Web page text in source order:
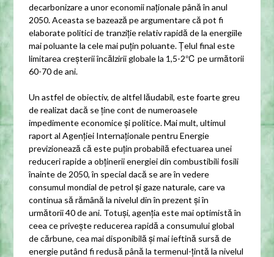
decarbonizare a unor economii naționale până în anul
2050. Aceasta se bazează pe argumentare că pot fi
elaborate politici de tranziție relativ rapidă de la energiile
mai poluante la cele mai puțin poluante. Țelul final este
limitarea creșterii încălzirii globale la 1,5-2℃ pe următorii
60-70 de ani.
Un astfel de obiectiv, de altfel lăudabil, este foarte greu
de realizat dacă se ține cont de numeroasele
impedimente economice și politice. Mai mult, ultimul
raport al Agenției Internaționale pentru Energie
previzionează că este puțin probabilă efectuarea unei
reduceri rapide a obținerii energiei din combustibili fosili
înainte de 2050, în special dacă se are în vedere
consumul mondial de petrol și gaze naturale, care va
continua să rămână la nivelul din în prezent și în
următorii 40 de ani. Totuși, agenția este mai optimistă în
ceea ce privește reducerea rapidă a consumului global
de cărbune, cea mai disponibilă și mai ieftină sursă de
energie putând fi redusă până la termenul-țintă la nivelul